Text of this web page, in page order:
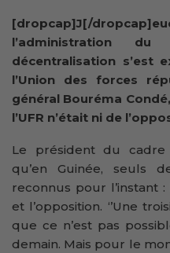
[dropcap]J[/
l’administration
décentralisation s’est
l’Union des forces
général Bouréma
l’UFR n’était ni de
Le président du
qu’en Guinée, seuls
reconnus pour l’instant
et l’opposition. ‘’Une
que ce n’est pas
demain. Mais pour le